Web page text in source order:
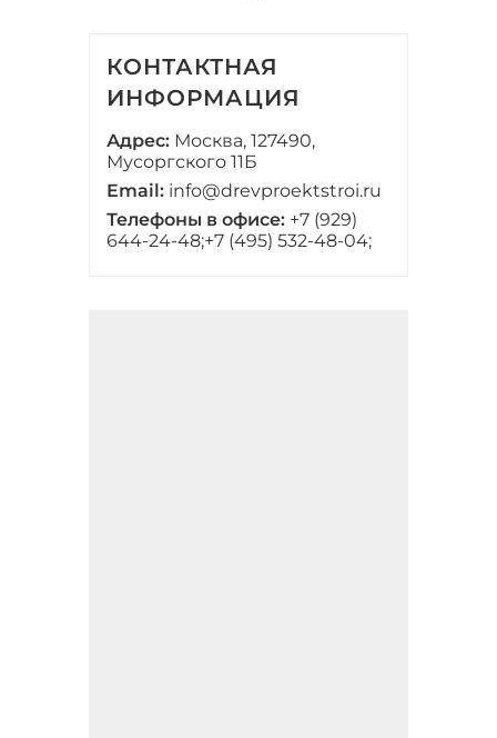
КОНТАКТНАЯ
ИНФОРМАЦИЯ
Адрес: Москва, 127490,
Мусоргского 11Б
Email: info@drevproektstroi.ru
Телефоны в офисе: +7 (929)
644-24-48;+7 (495) 532-48-04;